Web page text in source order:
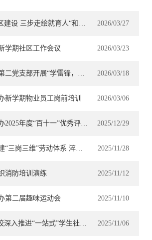
深耕“一站式”社区建设 三步走绘就育人“和美画卷” 2026/03/27
学期社区工作会议 2026/03/23
机关第二党总支第二党支部开展“学雷锋，展新风”主题党日活动 2026/03/18
新学期物业员工岗前培训 2026/03/06
学校德信社区举办2025年度“百十一”优秀评选活动 2025/12/29
我校德信社区构建“三岗三维”劳动体系 淬炼大学生劳动精神 2025/11/28
消防培训演练 2025/11/12
第二届趣味运动会 2025/11/10
“实”字当头，我校深入推进“一站式”学生社区建设 2025/11/06